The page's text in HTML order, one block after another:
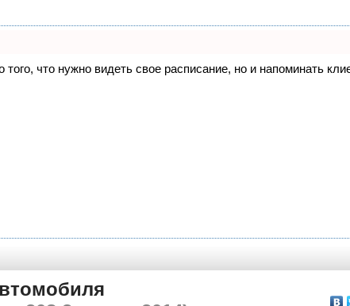
что нужно видеть свое расписание, но и напоминать